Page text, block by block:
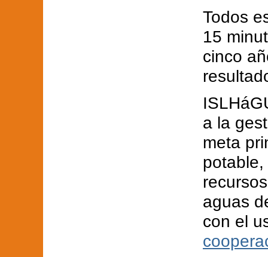
Todos
15
cinco
a la
meta
aguas
con el